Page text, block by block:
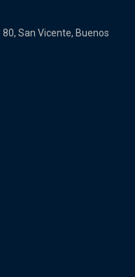
San Vicente, Buenos